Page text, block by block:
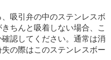
吸引弁の中のステンレスボ
ちんと吸着しない場合、こ
認してください。通常は消
の際はこのステンレスボー